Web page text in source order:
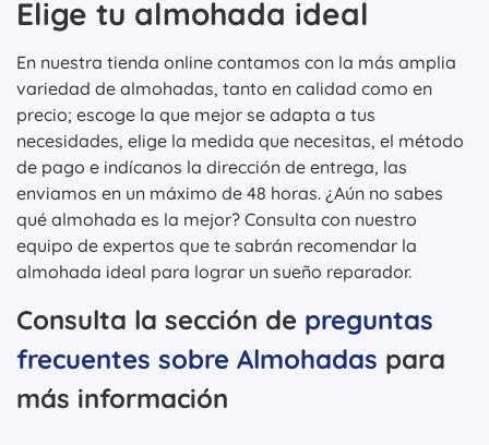
Elige tu almohada ideal
En nuestra tienda online contamos con la más amplia
variedad de almohadas, tanto en calidad como en
precio; escoge la que mejor se adapta a tus
necesidades, elige la medida que necesitas, el método
de pago e indícanos la dirección de entrega, las
enviamos en un máximo de 48 horas. ¿Aún no sabes
qué almohada es la mejor? Consulta con nuestro
equipo de expertos que te sabrán recomendar la
almohada ideal para lograr un sueño reparador.
Consulta la sección de preguntas
frecuentes sobre Almohadas para
más información